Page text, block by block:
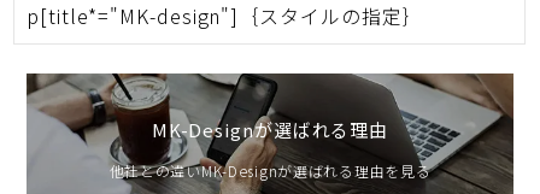
p[title*="MK-design"]｛スタイルの指定｝
MK-Designが選ばれる理由
他社との違いMK-Designが選ばれる理由を見る